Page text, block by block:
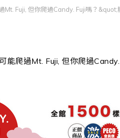
Mt. Fuji, 但你爬過Candy. Fuji嗎？&quot;
能爬過Mt. Fuji, 但你爬過